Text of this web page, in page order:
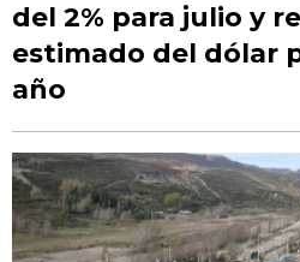
del 2% para julio y
estimado del dólar
año